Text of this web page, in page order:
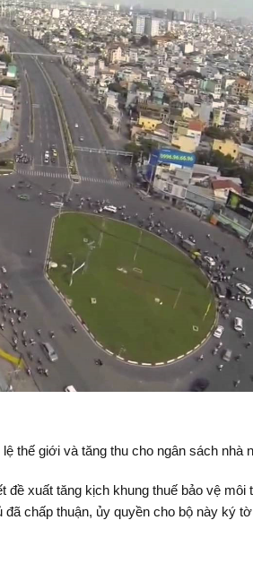
thế giới và tăng thu cho ngân sách nhà
đề xuất tăng kịch khung thuế bảo vệ môi
chấp thuận, ủy quyền cho bộ này ký